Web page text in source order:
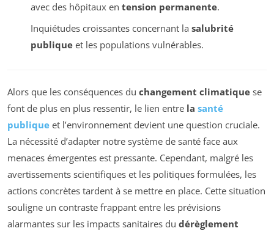
avec des hôpitaux en tension permanente.
Inquiétudes croissantes concernant la salubrité
publiqueet les populations vulnérables.
Alors que les conséquences du changement climatique se
font de plus en plus ressentir, le lien entre la santé
publique et l’environnement devient une question cruciale.
La nécessité d’adapter notre système de santé face aux
menaces émergentes est pressante. Cependant, malgré les
avertissements scientifiques et les politiques formulées, les
actions concrètes tardent à se mettre en place. Cette situation
souligne un contraste frappant entre les prévisions
alarmantes sur les impacts sanitaires du dérèglement